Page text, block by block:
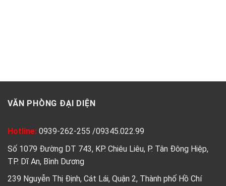
VĂN PHÒNG ĐẠI DIỆN
Hotline: 0939-262-255 /09345.022.99
Số 1079 Đường DT 743, KP. Chiêu Liêu, P. Tân Đông Hiệp,
TP. Dĩ An, Bình Dương
239 Nguyễn Thị Định, Cát Lái, Quận 2, Thành phố Hồ Chí